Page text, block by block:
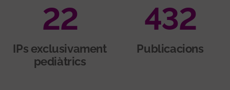
22
IPs exclusivament
pediàtrics
432
Publicacions